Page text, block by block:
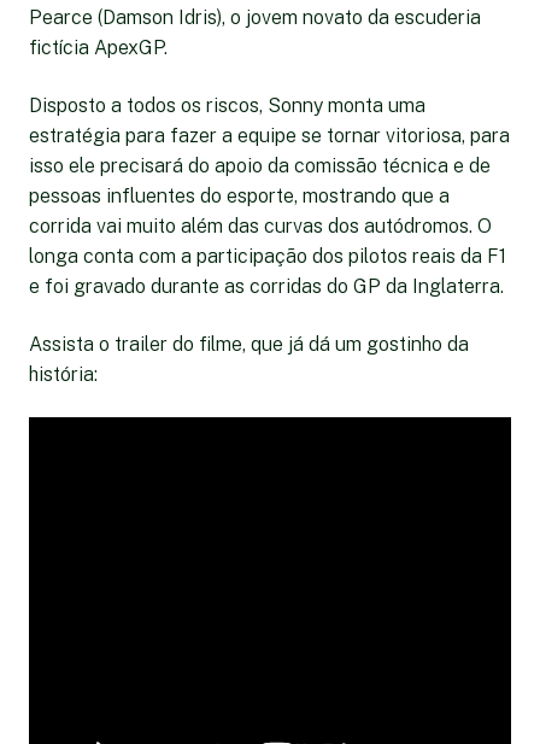
Pearce (Damson Idris), o jovem novato da escuderia
fictícia ApexGP.
Disposto a todos os riscos, Sonny monta uma
estratégia para fazer a equipe se tornar vitoriosa, para
isso ele precisará do apoio da comissão técnica e de
pessoas influentes do esporte, mostrando que a
corrida vai muito além das curvas dos autódromos. O
longa conta com a participação dos pilotos reais da F1
e foi gravado durante as corridas do GP da Inglaterra.
Assista o trailer do filme, que já dá um gostinho da
história: